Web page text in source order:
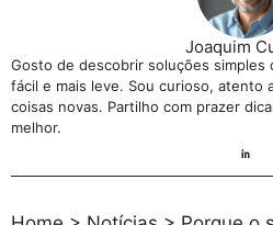
Joaquim
Gosto de descobrir soluções simples
fácil e mais leve. Sou curioso, atento
coisas novas. Partilho com prazer
melhor.